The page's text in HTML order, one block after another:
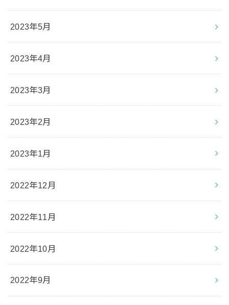
2023年5月
2023年4月
2023年3月
2023年2月
2023年1月
2022年12月
2022年11月
2022年10月
2022年9月